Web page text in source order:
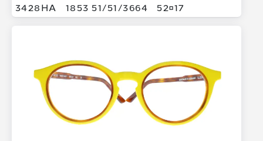
3428HA 1853 51/51/3664 5217